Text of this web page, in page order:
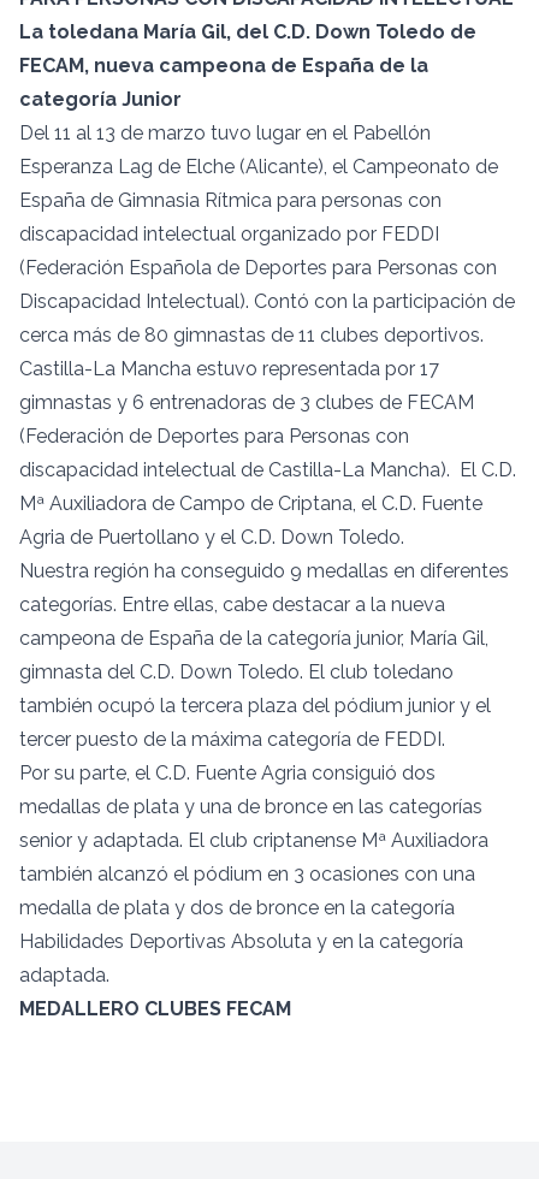
La toledana María Gil, del C.D. Down Toledo de
FECAM, nueva campeona de España de la
categoría Junior
Del 11 al 13 de marzo tuvo lugar en el Pabellón
Esperanza Lag de Elche (Alicante), el Campeonato de
España de Gimnasia Rítmica para personas con
discapacidad intelectual organizado por FEDDI
(Federación Española de Deportes para Personas con
Discapacidad Intelectual). Contó con la participación de
cerca más de 80 gimnastas de 11 clubes deportivos.
Castilla-La Mancha estuvo representada por 17
gimnastas y 6 entrenadoras de 3 clubes de FECAM
(Federación de Deportes para Personas con
discapacidad intelectual de Castilla-La Mancha). El C.D.
Mª Auxiliadora de Campo de Criptana, el C.D. Fuente
Agria de Puertollano y el C.D. Down Toledo.
Nuestra región ha conseguido 9 medallas en diferentes
categorías. Entre ellas, cabe destacar a la nueva
campeona de España de la categoría junior, María Gil,
gimnasta del C.D. Down Toledo. El club toledano
también ocupó la tercera plaza del pódium junior y el
tercer puesto de la máxima categoría de FEDDI.
Por su parte, el C.D. Fuente Agria consiguió dos
medallas de plata y una de bronce en las categorías
senior y adaptada. El club criptanense Mª Auxiliadora
también alcanzó el pódium en 3 ocasiones con una
medalla de plata y dos de bronce en la categoría
Habilidades Deportivas Absoluta y en la categoría
adaptada.
MEDALLERO CLUBES FECAM